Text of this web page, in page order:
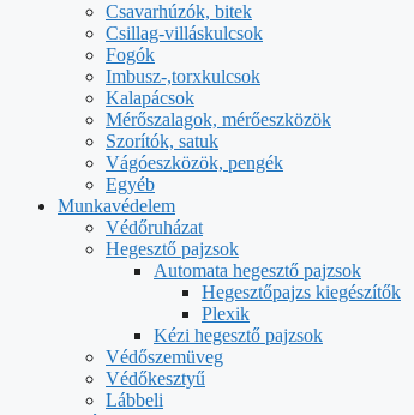
Csavarhúzók, bitek
Csillag-villáskulcsok
Fogók
Imbusz-,torxkulcsok
Kalapácsok
Mérőszalagok, mérőeszközök
Szorítók, satuk
Vágóeszközök, pengék
Egyéb
Munkavédelem
Védőruházat
Hegesztő pajzsok
Automata hegesztő pajzsok
Hegesztőpajzs kiegészítők
Plexik
Kézi hegesztő pajzsok
Védőszemüveg
Védőkesztyű
Lábbeli